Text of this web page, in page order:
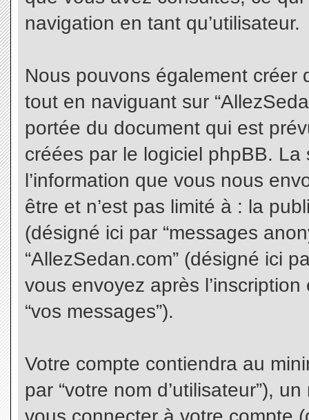
navigation en tant qu’utilisateur.
Nous pouvons également créer
tout en naviguant sur
portée du document qui est
créées par le logiciel phpBB.
l’information que vous nous
être et n’est pas limité à : la
(désigné ici par “messages
“AllezSedan.com” (désigné ici
vous envoyez après
“vos messages”).
Votre compte contiendra au
par “votre nom d’utilisateur”),